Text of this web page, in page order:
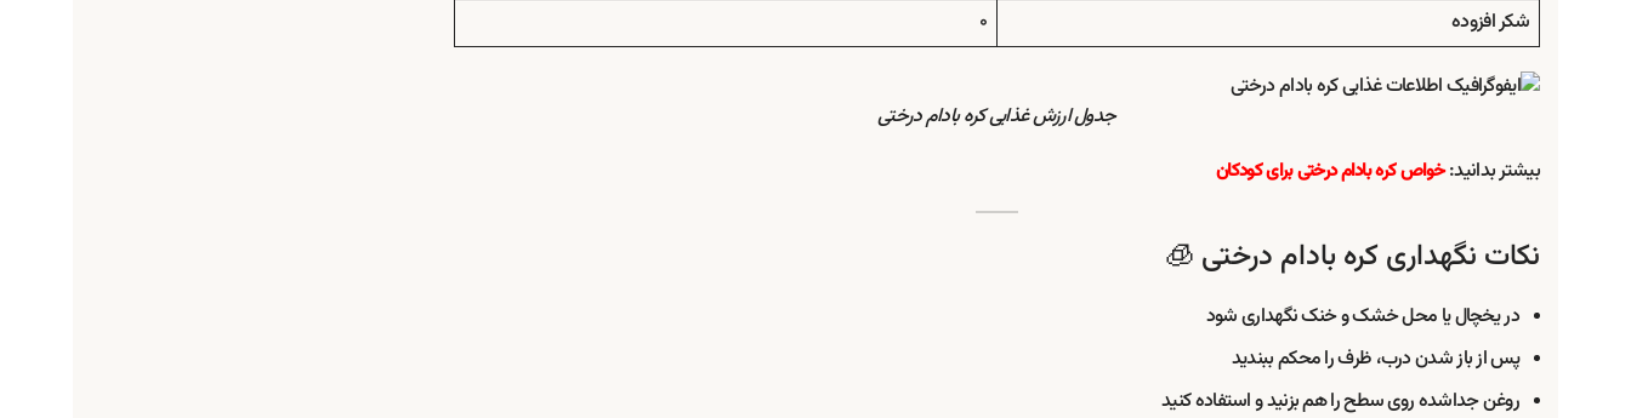
شکر افزوده
۰
جدول ارزش غذایی کره بادام درختی
بیشتر بدانید:خواص کره بادام درختی برای کودکان
نکات نگهداری کره بادام درختی 🧊
در یخچال یا محل خشک و خنک نگهداری شود
پس از باز شدن درب، ظرف را محکم ببندید
روغن جداشده روی سطح را هم بزنید و استفاده کنید